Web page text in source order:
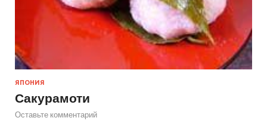
ЯПОНИЯ
Сакурамоти
Оставьте комментарий